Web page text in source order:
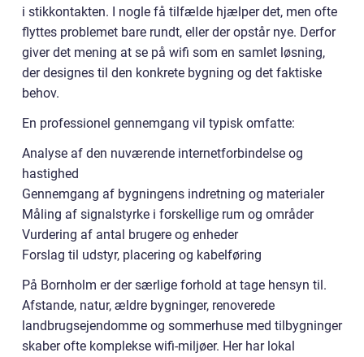
i stikkontakten. I nogle få tilfælde hjælper det, men ofte
flyttes problemet bare rundt, eller der opstår nye. Derfor
giver det mening at se på wifi som en samlet løsning,
der designes til den konkrete bygning og det faktiske
behov.
En professionel gennemgang vil typisk omfatte:
Analyse af den nuværende internetforbindelse og
hastighed
Gennemgang af bygningens indretning og materialer
Måling af signalstyrke i forskellige rum og områder
Vurdering af antal brugere og enheder
Forslag til udstyr, placering og kabelføring
På Bornholm er der særlige forhold at tage hensyn til.
Afstande, natur, ældre bygninger, renoverede
landbrugsejendomme og sommerhuse med tilbygninger
skaber ofte komplekse wifi-miljøer. Her har lokal